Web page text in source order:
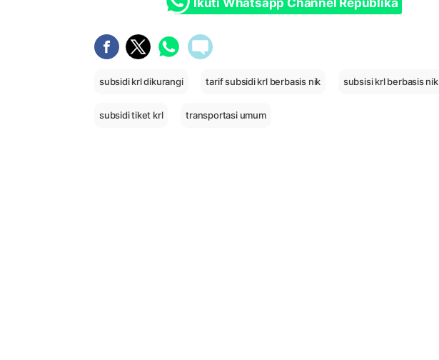
Ikuti Whatsapp Channel Republika
subsidi krl dikurangi tarif subsidi krl berbasis nik subsisi krl berbasis nik
subsidi tiket krl transportasi umum